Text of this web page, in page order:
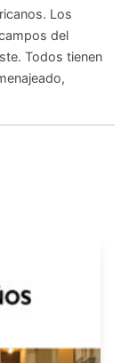
Los
del
Todos tienen